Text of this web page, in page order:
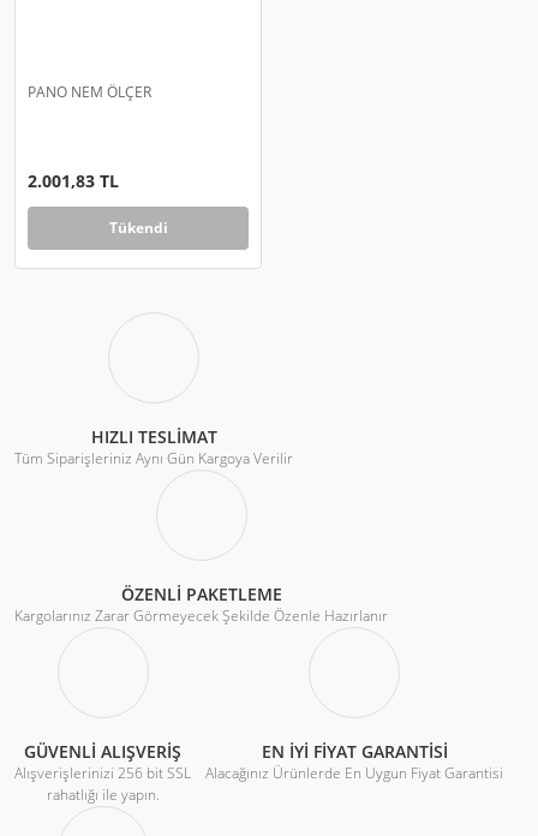
PANO NEM ÖLÇER
2.001,83 TL
Tükendi
HIZLI TESLİMAT
Tüm Siparişleriniz Aynı Gün Kargoya Verilir
ÖZENLİ PAKETLEME
Kargolarınız Zarar Görmeyecek Şekilde Özenle Hazırlanır
GÜVENLİ ALIŞVERİŞ
Alışverişlerinizi 256 bit SSL
rahatlığı ile yapın.
EN İYİ FİYAT GARANTİSİ
Alacağınız Ürünlerde En Uygun Fiyat Garantisi